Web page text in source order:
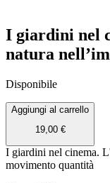
I giardini nel
natura
Disponibile
Aggiungi al carrello
19,00 €
I giardini nel cinema.
movimento quantità